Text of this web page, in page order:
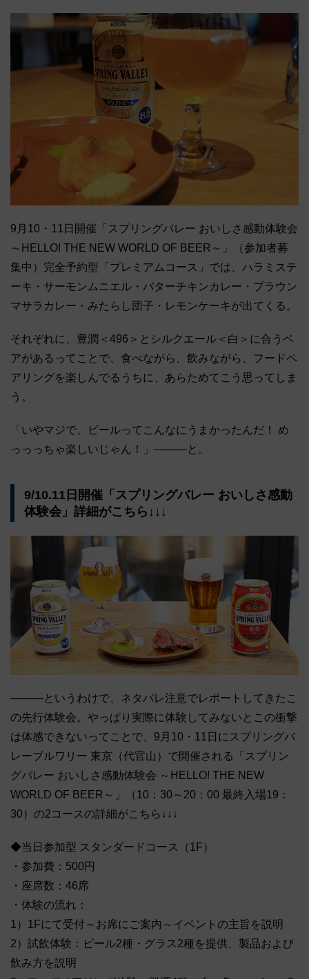
9月10・11日開催「スプリングバレー おいしさ感動体験会
～HELLO! THE NEW WORLD OF BEER～」（参加者募
集中）完全予約型「プレミアムコース」では、ハラミステ
ーキ・サーモンムニエル・バターチキンカレー・プラウン
マサラカレー・みたらし団子・レモンケーキが出てくる。
それぞれに、豊潤＜496＞とシルクエール＜白＞に合うペ
アがあるってことで、食べながら、飲みながら、フードペ
アリングを楽しんでるうちに、あらためてこう思ってしま
う。
「いやマジで、ビールってこんなにうまかったんだ！ め
っっっちゃ楽しいじゃん！」―――と。
9/10.11日開催「スプリングバレー おいしさ感動
体験会」詳細がこちら↓↓↓
―――というわけで、ネタバレ注意でレポートしてきたこ
の先行体験会。やっぱり実際に体験してみないとこの衝撃
は体感できないってことで、9月10・11日にスプリングバ
レーブルワリー 東京（代官山）で開催される「スプリン
グバレー おいしさ感動体験会 ～HELLO! THE NEW
WORLD OF BEER～」（10：30～20：00 最終入場19：
30）の2コースの詳細がこちら↓↓↓
◆当日参加型 スタンダードコース（1F）
・参加費：500円
・座席数：46席
・体験の流れ：
1）1Fにて受付～お席にご案内～イベントの主旨を説明
2）試飲体験：ビール2種・グラス2種を提供、製品および
飲み方を説明